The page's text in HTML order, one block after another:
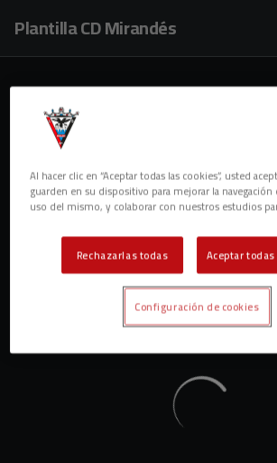
Plantilla CD Mirandés
Al hacer clic en “Aceptar todas las cookies”, usted
guarden en su dispositivo para mejorar la
uso del mismo, y colaborar con nuestros estudios
Rechazarlas todas Aceptar
Configuración de cookies